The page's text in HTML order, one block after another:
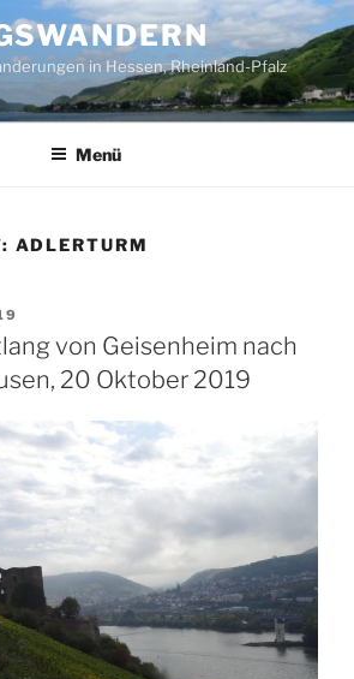
in Hessen, Rheinland-Pfalz
Menü
ADLERTURM
von Geisenheim nach
20 Oktober 2019